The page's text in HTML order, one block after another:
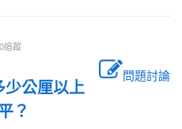
0追蹤
問題討論
少公厘以上
？